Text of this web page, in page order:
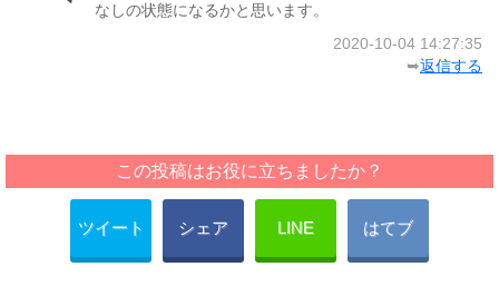
なしの状態になるかと思います。
2020-10-04 14:27:35
➥返信する
この投稿はお役に立ちましたか？
ツイート シェア LINE はてブ